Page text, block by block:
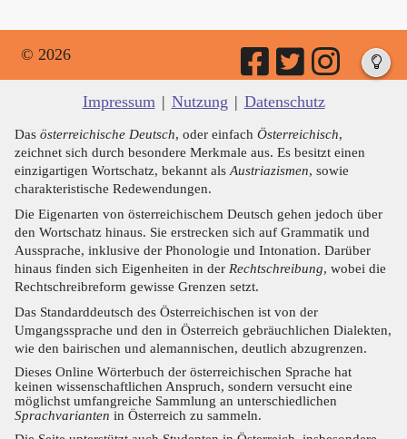
© 2026
Impressum | Nutzung | Datenschutz
Das österreichische Deutsch, oder einfach Österreichisch,
zeichnet sich durch besondere Merkmale aus. Es besitzt einen
einzigartigen Wortschatz, bekannt als Austriazismen, sowie
charakteristische Redewendungen.
Die Eigenarten von österreichischem Deutsch gehen jedoch über
den Wortschatz hinaus. Sie erstrecken sich auf Grammatik und
Aussprache, inklusive der Phonologie und Intonation. Darüber
hinaus finden sich Eigenheiten in der Rechtschreibung, wobei die
Rechtschreibreform gewisse Grenzen setzt.
Das Standarddeutsch des Österreichischen ist von der
Umgangssprache und den in Österreich gebräuchlichen Dialekten,
wie den bairischen und alemannischen, deutlich abzugrenzen.
Dieses Online Wörterbuch der österreichischen Sprache hat
keinen wissenschaftlichen Anspruch, sondern versucht eine
möglichst umfangreiche Sammlung an unterschiedlichen
Sprachvarianten in Österreich zu sammeln.